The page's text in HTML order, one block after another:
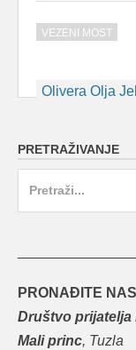
VEZENI MOST
Post
Olivera Olja
PRETRAŽIVANJE
PRONAĐITE NAS
Društvo prijatelja
Mali princ, Tuzla